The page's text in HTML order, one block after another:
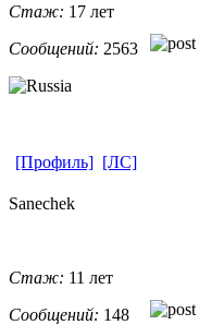
Стаж: 17 лет
Сообщений: 2563
[Профиль] [ЛС]
Sanechek
Стаж: 11 лет
Сообщений: 148